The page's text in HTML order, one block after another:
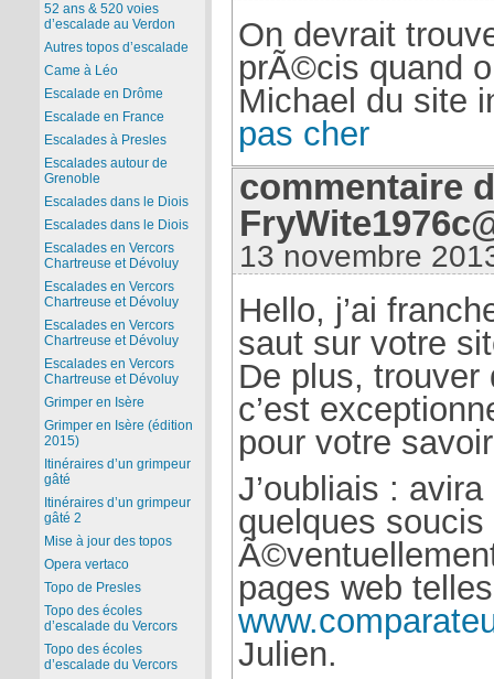
On devrait
prÃ©cis quand
Michael du site
pas cher
commentaire
13 novembre
Hello, j’ai
saut sur votre
De plus,
c’est
pour votre
J’oubliais :
quelques
pages web telles
Julien.
52 ans & 520 voies
d’escalade au Verdon
Autres topos d’escalade
Came à Léo
Escalade en Drôme
Escalade en France
Escalades à Presles
Escalades autour de
Grenoble
Escalades dans le Diois
Escalades dans le Diois
Escalades en Vercors
Chartreuse et Dévoluy
Escalades en Vercors
Chartreuse et Dévoluy
Escalades en Vercors
Chartreuse et Dévoluy
Escalades en Vercors
Chartreuse et Dévoluy
Grimper en Isère
Grimper en Isère (édition
2015)
Itinéraires d’un grimpeur
gâté
Itinéraires d’un grimpeur
gâté 2
Mise à jour des topos
Opera vertaco
Topo de Presles
Topo des écoles
d’escalade du Vercors
Topo des écoles
d’escalade du Vercors